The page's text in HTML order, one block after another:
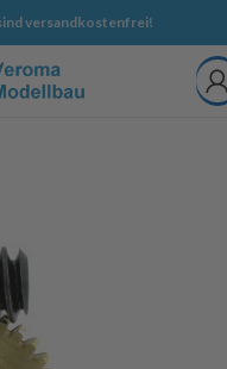
versandkostenfrei!